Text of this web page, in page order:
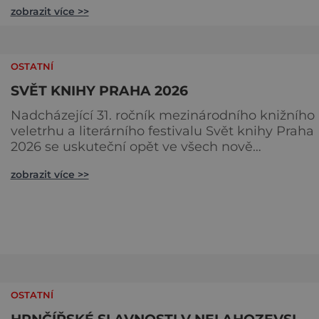
oslavily „bílé a zelené zlato“ českých polí. Na co se
zdaleka není jen o holandské omáčce.
zobrazit více >>
OSTATNÍ
SVĚT KNIHY PRAHA 2026
Nadcházející 31. ročník mezinárodního knižního
veletrhu a literárního festivalu Svět knihy Praha
2026 se uskuteční opět ve všech nově
v pavilonu na Bruselské cestě. Programová část
zobrazit více >>
OSTATNÍ